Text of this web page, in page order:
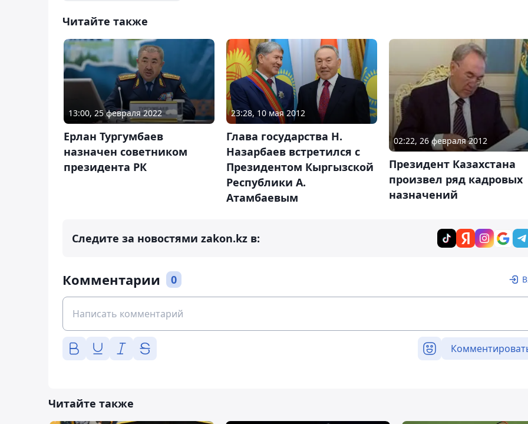
Читайте также
13:00, 25 февраля 2022
Ерлан Тургумбаев
назначен советником
президента РК
23:28, 10 мая 2012
Глава государства Н.
Назарбаев встретился с
Президентом Кыргызской
Республики А.
Атамбаевым
02:22, 26 февраля 2012
Президент Казахстана
произвел ряд кадровых
назначений
Следите за новостями zakon.kz в:
Комментарии 0
Читайте также